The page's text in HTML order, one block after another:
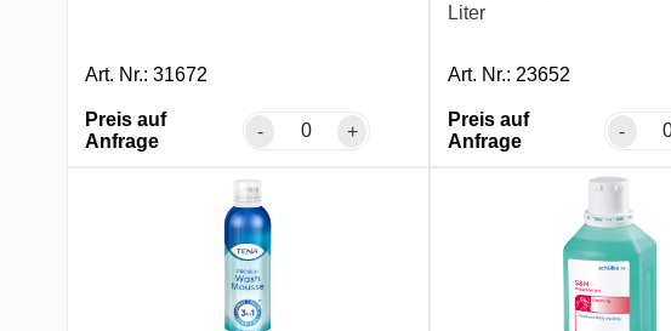
Art. Nr.: 31672
Preis auf
Anfrage
- +
Liter
Art. Nr.: 23652
Preis auf
Anfrage
-